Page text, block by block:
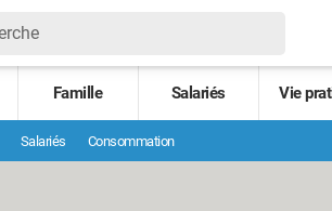
Famille Salariés Vie
Salariés Consommation